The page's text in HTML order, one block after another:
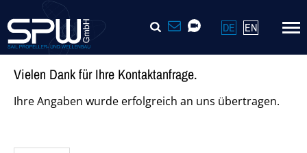
Navigation
überspringen
SUCHEKONTAKT
VIDEOCALL
DE EN
Vielen Dank für Ihre Kontaktanfrage.
Ihre Angaben wurde erfolgreich an uns übertragen.